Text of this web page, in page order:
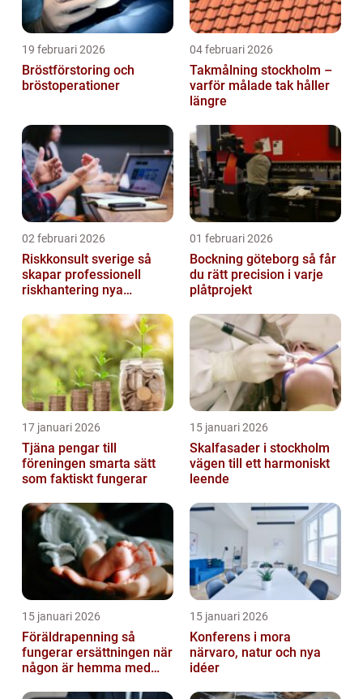
19 februari 2026
Bröstförstoring och
bröstoperationer
04 februari 2026
Takmålning stockholm –
varför målade tak håller
längre
02 februari 2026
Riskkonsult sverige så
skapar professionell
riskhantering nya
01 februari 2026
Bockning göteborg så får
du rätt precision i varje
plåtprojekt
17 januari 2026
Tjäna pengar till
föreningen smarta sätt
som faktiskt fungerar
15 januari 2026
Skalfasader i stockholm
vägen till ett harmoniskt
leende
15 januari 2026
Föräldrapenning så
fungerar ersättningen när
någon är hemma med
15 januari 2026
Konferens i mora
närvaro, natur och nya
idéer